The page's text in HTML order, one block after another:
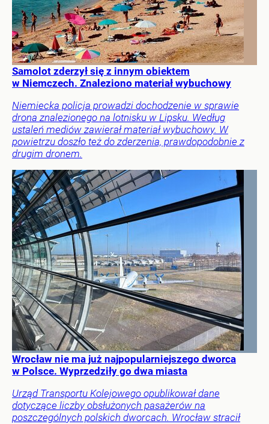
Samolot zderzył się z innym obiektem
w Niemczech. Znaleziono materiał wybuchowy
Niemiecka policja prowadzi dochodzenie w sprawie
drona znalezionego na lotnisku w Lipsku. Według
ustaleń mediów zawierał materiał wybuchowy. W
powietrzu doszło też do zderzenia, prawdopodobnie z
drugim dronem.
Wrocław nie ma już najpopularniejszego dworca
w Polsce. Wyprzedziły go dwa miasta
Urząd Transportu Kolejowego opublikował dane
dotyczące liczby obsłużonych pasażerów na
poszczególnych polskich dworcach. Wrocław stracił